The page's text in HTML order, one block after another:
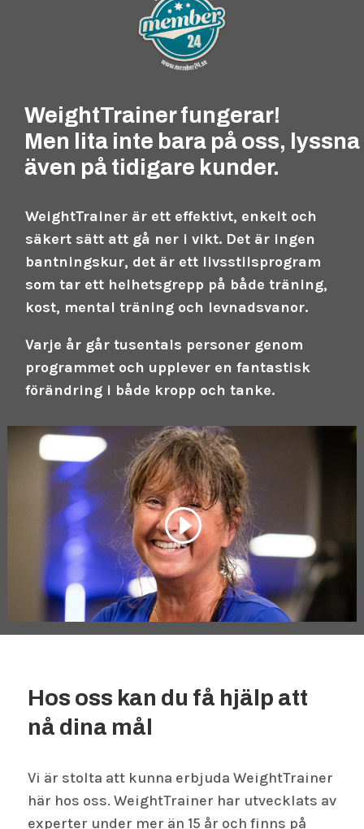
WeightTrainer fungerar!
Men lita inte bara på oss, lyssna
även på tidigare kunder.
WeightTrainer är ett effektivt, enkelt och
säkert sätt att gå ner i vikt. Det är ingen
bantningskur, det är ett livsstilsprogram
som tar ett helhetsgrepp på både träning,
kost, mental träning och levnadsvanor.
Varje år går tusentals personer genom
programmet och upplever en fantastisk
förändring i både kropp och tanke.
Hos oss kan du få hjälp att
nå dina mål
Vi är stolta att kunna erbjuda WeightTrainer
här hos oss. WeightTrainer har utvecklats av
experter under mer än 15 år och finns på